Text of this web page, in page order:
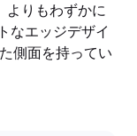
りもわずかに
なエッジデザイ
側面を持ってい